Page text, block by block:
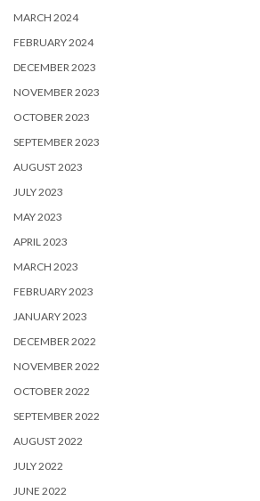
MARCH 2024
FEBRUARY 2024
DECEMBER 2023
NOVEMBER 2023
OCTOBER 2023
SEPTEMBER 2023
AUGUST 2023
JULY 2023
MAY 2023
APRIL 2023
MARCH 2023
FEBRUARY 2023
JANUARY 2023
DECEMBER 2022
NOVEMBER 2022
OCTOBER 2022
SEPTEMBER 2022
AUGUST 2022
JULY 2022
JUNE 2022